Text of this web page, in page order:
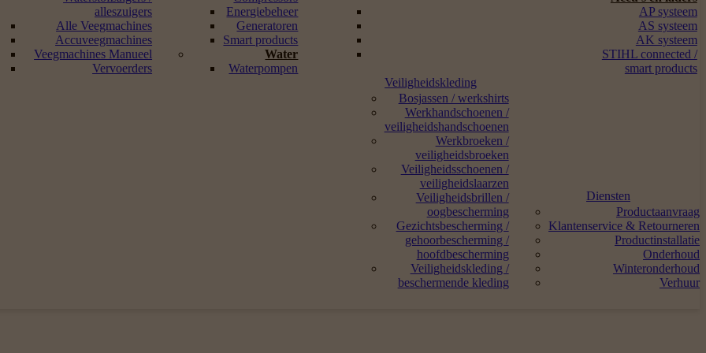
alleszuigers
Alle Veegmachines
Accuveegmachines
Veegmachines Manueel
Vervoerders
Energiebeheer
Generatoren
Smart products
Water
Waterpompen
AP systeem
AS systeem
AK systeem
STIHL connected /
smart products
Veiligheidskleding
Bosjassen / werkshirts
Werkhandschoenen /
veiligheidshandschoenen
Werkbroeken /
veiligheidsbroeken
Veiligheidsschoenen /
veiligheidslaarzen
Veiligheidsbrillen /
oogbescherming
Gezichtsbescherming /
gehoorbescherming /
hoofdbescherming
Veiligheidskleding /
beschermende kleding
Diensten
Productaanvraag
Klantenservice & Retourneren
Productinstallatie
Onderhoud
Winteronderhoud
Verhuur